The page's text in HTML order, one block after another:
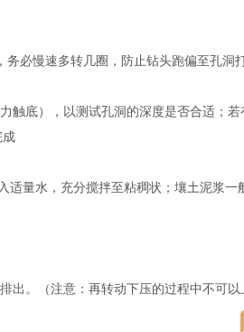
必慢速多转几圈，防止钻头跑偏至孔洞打
触底），以测试孔洞的深度是否合适；
成
量水，充分搅拌至粘稠状；壤土泥浆一
出。（注意：再转动下压的过程中不可